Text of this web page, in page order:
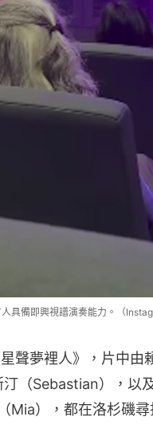
具備即興視譜演奏能力。（
聲夢裡人》，片中由
（Sebastian），以
Mia），都在洛杉磯